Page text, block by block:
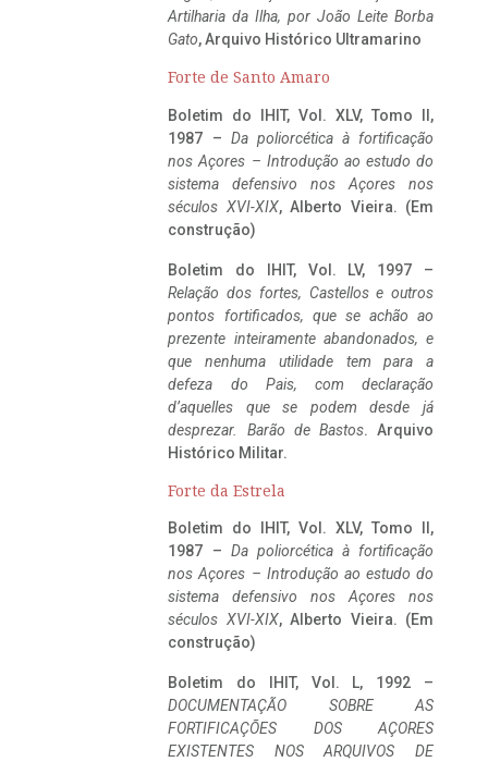
Artilharia da Ilha, por João Leite Borba
Gato, Arquivo Histórico Ultramarino
Forte de Santo Amaro
Boletim do IHIT, Vol. XLV, Tomo II,
1987 – Da poliorcética à fortificação
nos Açores – Introdução ao estudo do
sistema defensivo nos Açores nos
séculos XVI-XIX, Alberto Vieira. (Em
construção)
Boletim do IHIT, Vol. LV, 1997 –
Relação dos fortes, Castellos e outros
pontos fortificados, que se achão ao
prezente inteiramente abandonados, e
que nenhuma utilidade tem para a
defeza do Pais, com declaração
d’aquelles que se podem desde já
desprezar. Barão de Bastos. Arquivo
Histórico Militar.
Forte da Estrela
Boletim do IHIT, Vol. XLV, Tomo II,
1987 – Da poliorcética à fortificação
nos Açores – Introdução ao estudo do
sistema defensivo nos Açores nos
séculos XVI-XIX, Alberto Vieira. (Em
construção)
Boletim do IHIT, Vol. L, 1992 –
DOCUMENTAÇÃO SOBRE AS
FORTIFICAÇÕES DOS AÇORES
EXISTENTES NOS ARQUIVOS DE